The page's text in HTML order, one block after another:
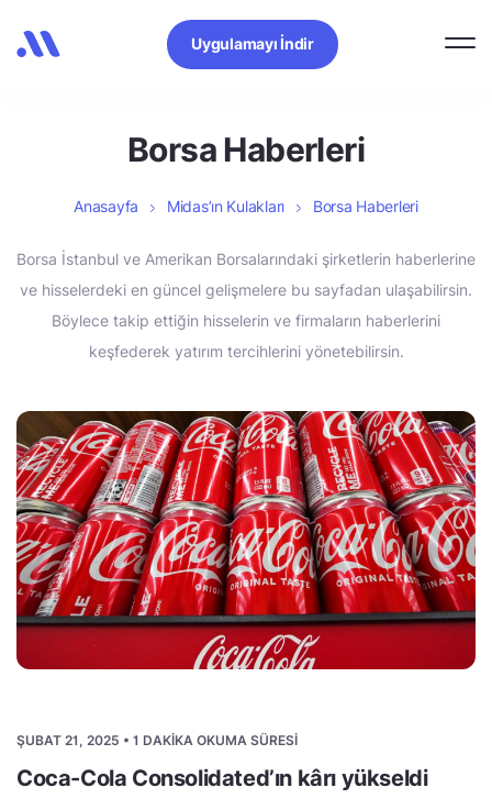
Uygulamayı İndir
Borsa Haberleri
Anasayfa Midas’ın Kulakları Borsa Haberleri
Borsa İstanbul ve Amerikan Borsalarındaki şirketlerin haberlerine
ve hisselerdeki en güncel gelişmelere bu sayfadan ulaşabilirsin.
Böylece takip ettiğin hisselerin ve firmaların haberlerini
keşfederek yatırım tercihlerini yönetebilirsin.
ŞUBAT 21, 2025 • 1 DAKIKA OKUMA SÜRESI
Coca-Cola Consolidated’ın kârı yükseldi